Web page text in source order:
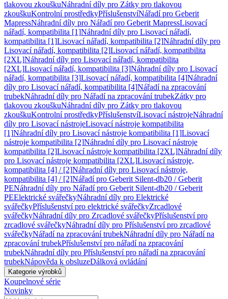
tlakovou zkouškuNáhradní díly pro Zátky pro tlakovou
zkouškuKontrolní prostředkyPříslušenstvíNářadí pro Geberit
MapressNáhradní díly pro Nářadí pro Geberit MapressLisovací
nářadí, kompatibilita [1]Náhradní díly pro Lisovací nářadí,
kompatibilita [1]Lisovací nářadí, kompatibilita [2]Náhradní díly pro
Lisovací nářadí, kompatibilita [2]Lisovací nářadí, kompatibilita
[2XL]Náhradní díly pro Lisovací nářadí, kompatibilita
[2XL]Lisovací nářadí, kompatibilita [3]Náhradní díly pro Lisovací
nářadí, kompatibilita [3]Lisovací nářadí, kompatibilita [4]Náhradní
díly pro Lisovací nářadí, kompatibilita [4]Nářadí na zpracování
trubekNáhradní díly pro Nářadí na zpracování trubekZátky pro
tlakovou zkouškuNáhradní díly pro Zátky pro tlakovou
zkouškuKontrolní prostředkyPříslušenstvíLisovací nástrojeNáhradní
díly pro Lisovací nástrojeLisovací nástroje kompatibilita
[1]Náhradní díly pro Lisovací nástroje kompatibilita [1]Lisovací
nástroje kompatibilita [2]Náhradní díly pro Lisovací nástroje
kompatibilita [2]Lisovací nástroje kompatibilita [2XL]Náhradní díly
pro Lisovací nástroje kompatibilita [2XL]Lisovací nástroje,
kompatibilita [4] / [2]Náhradní díly pro Lisovací nástroje,
kompatibilita [4] / [2]Nářadí pro Geberit Silent-db20 / Geberit
PENáhradní díly pro Nářadí pro Geberit Silent-db20 / Geberit
PEElektrické svářečkyNáhradní díly pro Elektrické
svářečkyPříslušenství pro elektrické svářečkyZrcadlové
svářečkyNáhradní díly pro Zrcadlové svářečkyPříslušenství pro
zrcadlové svářečkyNáhradní díly pro Příslušenství pro zrcadlové
svářečkyNářadí na zpracování trubekNáhradní díly pro Nářadí na
zpracování trubekPříslušenství pro nářadí na zpracování
trubekNáhradní díly pro Příslušenství pro nářadí na zpracování
trubekNápověda k obsluzeDálková ovládání
Kategorie výrobků
Koupelnové série
Novinky